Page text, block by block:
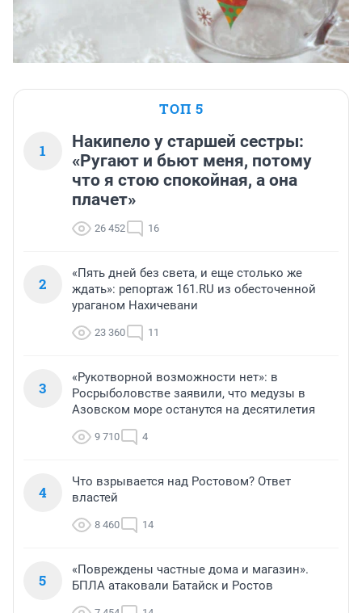
ТОП 5
1
Накипело у старшей сестры:
«Ругают и бьют меня, потому
что я стою спокойная, а она
плачет»
26 452 16
2
«Пять дней без света, и еще столько же
ждать»: репортаж 161.RU из обесточенной
ураганом Нахичевани
23 360 11
3
«Рукотворной возможности нет»: в
Росрыболовстве заявили, что медузы в
Азовском море останутся на десятилетия
9 710 4
4
Что взрывается над Ростовом? Ответ
властей
8 460 14
5
«Повреждены частные дома и магазин».
БПЛА атаковали Батайск и Ростов